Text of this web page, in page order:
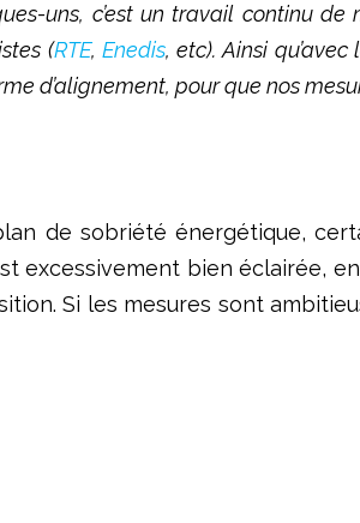
uns, c’est un travail continu
(RTE, Enedis, etc). Ainsi
d’alignement, pour que nos
de sobriété énergétique,
excessivement bien éclairée,
Si les mesures sont